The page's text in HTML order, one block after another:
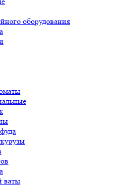
оборудования
ваты